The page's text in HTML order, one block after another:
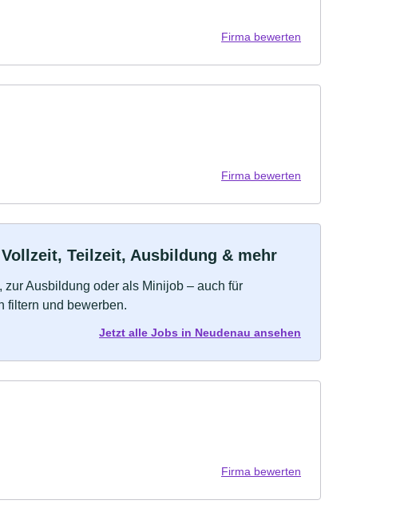
Firma bewerten
Firma bewerten
Teilzeit, Ausbildung & mehr
Ausbildung oder als Minijob – auch für
filtern und bewerben.
Jetzt alle Jobs in Neudenau ansehen
Firma bewerten